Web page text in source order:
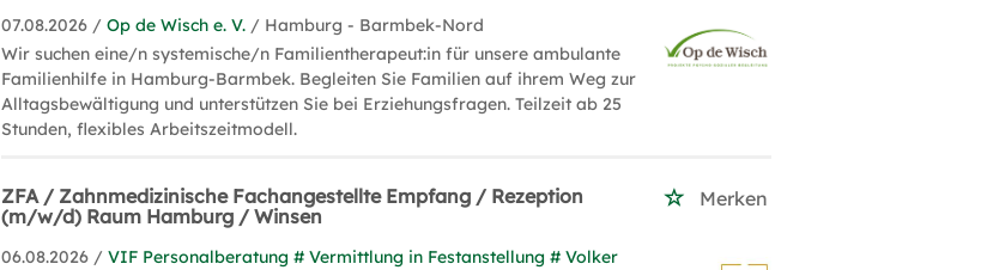
07.08.2026 /Op de Wisch e. V. / Hamburg - Barmbek-Nord
Wir suchen eine/n systemische/n Familientherapeut:in für unsere ambulante
Familienhilfe in Hamburg-Barmbek. Begleiten Sie Familien auf ihrem Weg zur
Alltagsbewältigung und unterstützen Sie bei Erziehungsfragen. Teilzeit ab 25
Stunden, flexibles Arbeitszeitmodell.
ZFA / Zahnmedizinische Fachangestellte Empfang / Rezeption
(m/w/d) Raum Hamburg / Winsen
Merken
06.08.2026 /VIF Personalberatung # Vermittlung in Festanstellung # Volker